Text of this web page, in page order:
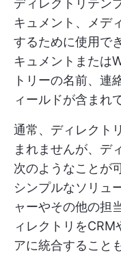
ディレクトリテン
キュメント、メデ
するために使用で
キュメントまたは
トリーの名前、連
ィールドが含まれ
通常、ディレクト
まれませんが、デ
次のようなことが
シンプルなソリュ
ャーやその他の担
ィレクトリを
アに統合すること